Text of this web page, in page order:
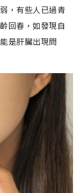
，有些人已過青
回春，如發現自
是肝臟出現問